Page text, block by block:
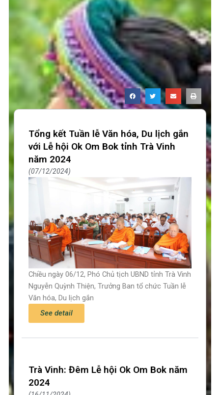
Tổng kết Tuần lễ Văn hóa, Du lịch gắn
với Lễ hội Ok Om Bok tỉnh Trà Vinh
năm 2024
07/12/2024
Chiều ngày 06/12, Phó Chủ tịch UBND tỉnh Trà Vinh
Nguyễn Quỳnh Thiện, Trưởng Ban tổ chức Tuần lễ
Văn hóa, Du lịch gắn
See detail
Trà Vinh: Đêm Lễ hội Ok Om Bok năm
2024